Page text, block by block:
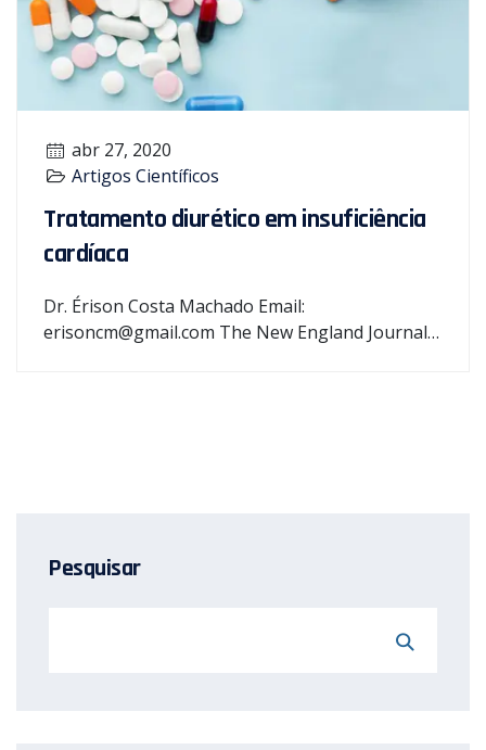
abr 27, 2020
Artigos Científicos
Tratamento diurético em insuficiência
cardíaca
Dr. Érison Costa Machado Email:
erisoncm@gmail.com The New England Journal…
Pesquisar